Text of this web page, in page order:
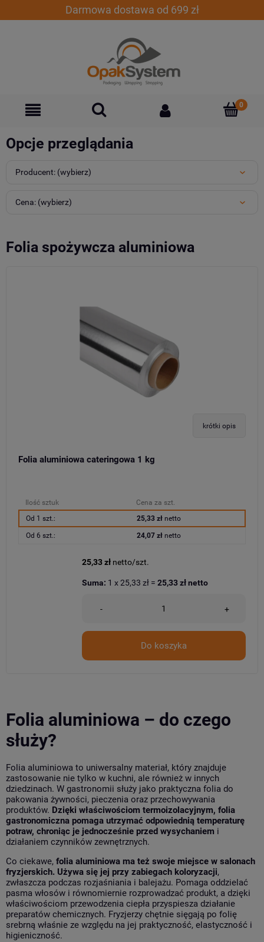
Darmowa dostawa od 699 zł
Opcje przeglądania
Producent: (wybierz)
Cena: (wybierz)
Folia spożywcza aluminiowa
krótki opis
Folia aluminiowa cateringowa 1 kg
Ilość sztuk
Cena za szt.
Od 1 szt.:
25,33 złnetto
Od 6 szt.: 24,07 złnetto
25,33 zł netto/szt.
- +
Do koszyka
Suma: 1 x25,33 zł = 25,33 złnetto
Folia aluminiowa – do czego
służy?
Folia aluminiowa to uniwersalny materiał, który znajduje
zastosowanie nie tylko w kuchni, ale również w innych
dziedzinach. W gastronomii służy jako praktyczna folia do
pakowania żywności, pieczenia oraz przechowywania
produktów. Dzięki właściwościom termoizolacyjnym, folia
gastronomiczna pomaga utrzymać odpowiednią temperaturę
potraw, chroniąc je jednocześnie przed wysychaniem i
działaniem czynników zewnętrznych.
Co ciekawe, folia aluminiowa ma też swoje miejsce w salonach
fryzjerskich. Używa się jej przy zabiegach koloryzacji,
zwłaszcza podczas rozjaśniania i balejażu. Pomaga oddzielać
pasma włosów i równomiernie rozprowadzać produkt, a dzięki
właściwościom przewodzenia ciepła przyspiesza działanie
preparatów chemicznych. Fryzjerzy chętnie sięgają po folię
srebrną właśnie ze względu na jej praktyczność, elastyczność i
higieniczność.